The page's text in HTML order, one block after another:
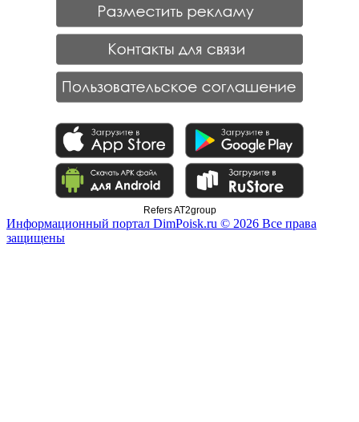
Refers AT2group
Информационный портал DimPoisk.ru © 2026 Все права
защищены